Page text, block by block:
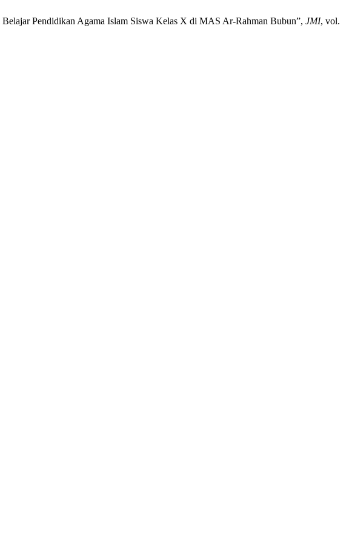
Pendidikan Agama Islam Siswa Kelas X di MAS Ar-Rahman Bubun”, JMI, vol.